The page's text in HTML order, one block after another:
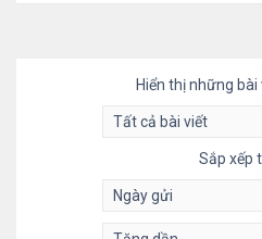
Hiển thị những bài
Sắp xếp